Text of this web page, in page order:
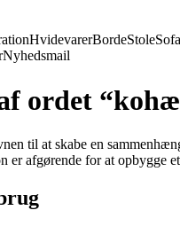
HvidevarerBordeStole
Nyhedsmail
ordet
til at skabe en
er afgørende for at opbygge